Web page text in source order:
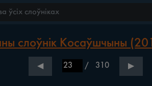
слоўнік Косаўшчыны
◀ / 310 ▶